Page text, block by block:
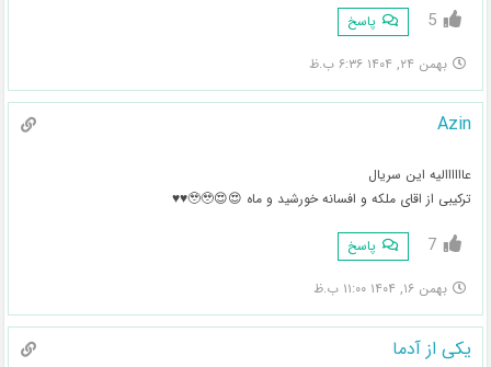
5 پاسخ
بهمن ۲۴, ۱۴۰۴ ۶:۳۶ ب.ظ
Azin
عاااااالیه این سریال
ترکیبی از اقای ملکه و افسانه خورشید و ماه 😍😍🥹🥹♥️♥️
7 پاسخ
بهمن ۱۶, ۱۴۰۴ ۱۱:۰۰ ب.ظ
یکی از آدما